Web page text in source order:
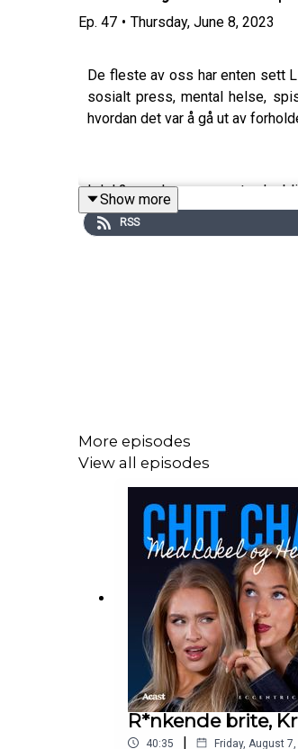
Ep. 47 • Thursday, June 8, 2023
De fleste av oss har enten sett
sosialt press, mental helse,
hvordan det var å gå ut av
I del 2 som kommer neste uke
Show more
RSS
More episodes
View all episodes
R*nkende brite,
40:35 | Friday, August